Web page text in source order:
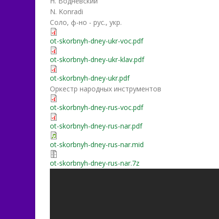
N. Konradi
Соло, ф-но - рус., укр.
ot-skorbnyh-dney-ukr-voc.pdf
ot-skorbnyh-dney-ukr-klav.pdf
ot-skorbnyh-dney-ukr.pdf
Оркестр народных инструментов
ot-skorbnyh-dney-rus-voc.pdf
ot-skorbnyh-dney-rus-nar.pdf
ot-skorbnyh-dney-rus-nar.mid
ot-skorbnyh-dney-rus-nar.7z